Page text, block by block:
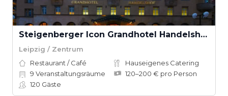
Steigenberger Icon Grandhotel Handelshof Leipzig
Leipzig / Zentrum
Restaurant / Café
Hauseigenes Catering
9 Veranstaltungsräume
120–200 € pro Person
120 Gäste